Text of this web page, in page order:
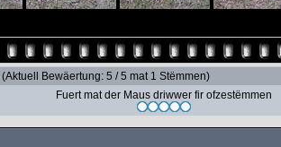
(Aktuell Bewäertung: 5 / 5 mat 1 Stëmmen)
Fuert mat der Maus driwwer fir ofzestëmmen